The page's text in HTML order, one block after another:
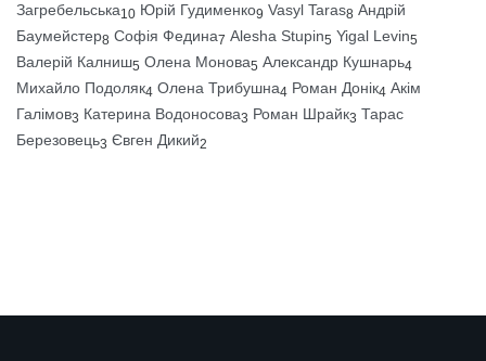
Загребельська10 Юрій Гудименко9 Vasyl Taras8 Андрій
Баумейстер8 Софія Федина7 Alesha Stupin5 Yigal Levin5
Валерій Калниш5 Олена Монова5 Александр Кушнарь4
Михайло Подоляк4 Олена Трибушна4 Роман Донік4 Акім
Галімов3 Катерина Водоносова3 Роман Шрайк3 Тарас
Березовець3 Євген Дикий2